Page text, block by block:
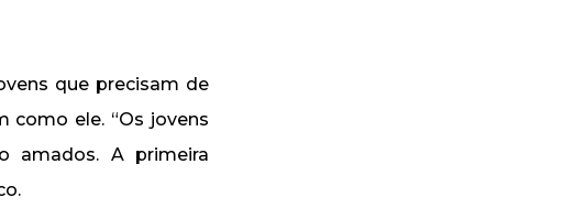
que precisam de
como ele. “Os jovens
amados. A primeira